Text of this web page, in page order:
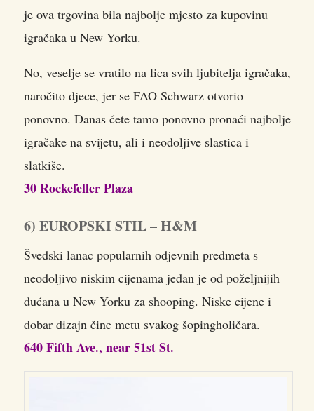
je ova trgovina bila najbolje mjesto za kupovinu
igračaka u New Yorku.
No, veselje se vratilo na lica svih ljubitelja igračaka,
naročito djece, jer se FAO Schwarz otvorio
ponovno. Danas ćete tamo ponovno pronaći najbolje
igračake na svijetu, ali i neodoljive slastica i
slatkiše.
30 Rockefeller Plaza
6) EUROPSKI STIL – H&M
Švedski lanac popularnih odjevnih predmeta s
neodoljivo niskim cijenama jedan je od poželjnijih
dućana u New Yorku za shooping. Niske cijene i
dobar dizajn čine metu svakog šopingholičara.
640 Fifth Ave., near 51st St.